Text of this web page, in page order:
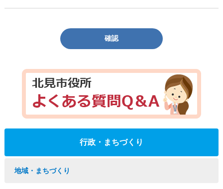
確認
行政・まちづくり
地域・まちづくり